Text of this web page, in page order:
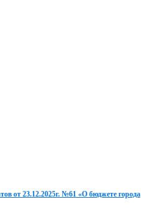
от 23.12.2025г. №61 «О бюджете города